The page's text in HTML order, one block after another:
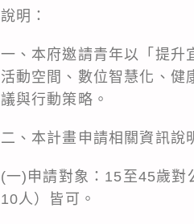
說明：
一、本府邀請青年以「提升
活動空間、數位智慧化、健
議與行動策略。
二、本計畫申請相關資訊說
(一)申請對象：15至45歲對
10人）皆可。